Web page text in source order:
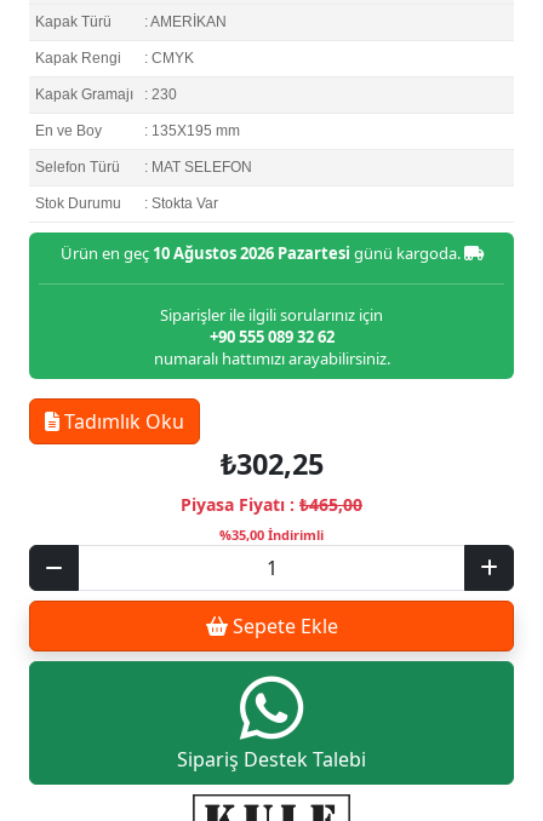
Kapak Türü : AMERİKAN
Kapak Rengi : CMYK
Kapak Gramajı : 230
En ve Boy : 135X195 mm
Selefon Türü : MAT SELEFON
Stok Durumu : Stokta Var
Ürün en geç 10 Ağustos 2026 Pazartesi günü kargoda.
Siparişler ile ilgili sorularınız için
+90 555 089 32 62
numaralı hattımızı arayabilirsiniz.
Tadımlık Oku
₺302,25
Piyasa Fiyatı : ₺465,00
%35,00 İndirimli
Sepete Ekle
Sipariş Destek Talebi